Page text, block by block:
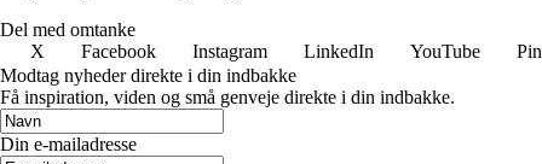
Del med omtanke
X
Facebook Instagram LinkedIn YouTube
Modtag nyheder direkte i din indbakke
Få inspiration, viden og små genveje direkte i din indbakke.
Din e-mailadresse